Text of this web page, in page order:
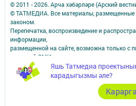
Яшь Татмедиа
карадыгызмы әле?
Карарга
© 2011 - 2026. Арча хәбәрләре (Арский
© ТАТМЕДИА. Все материалы, размещенные
законом.
Перепечатка, воспроизведение и
информации,
размещенной на сайте, возможна только с
редакций СМИ.
При поддержке Республиканского
коммуникациям.
Наименование СМИ: Арча хәбәрләре (Арский
СМИ зарегистрировано Федеральной